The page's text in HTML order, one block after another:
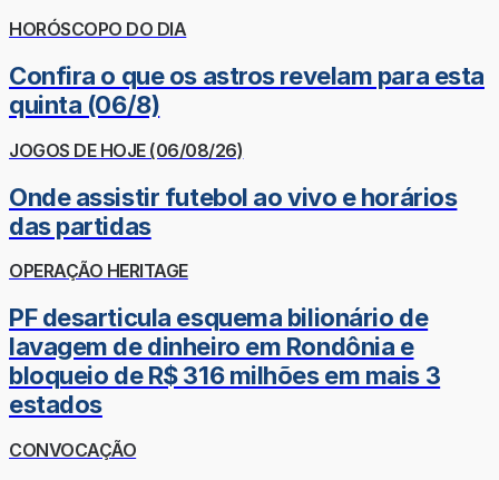
HORÓSCOPO DO DIA
Confira o que os astros revelam para esta
quinta (06/8)
JOGOS DE HOJE (06/08/26)
Onde assistir futebol ao vivo e horários
das partidas
OPERAÇÃO HERITAGE
PF desarticula esquema bilionário de
lavagem de dinheiro em Rondônia e
bloqueio de R$ 316 milhões em mais 3
estados
CONVOCAÇÃO